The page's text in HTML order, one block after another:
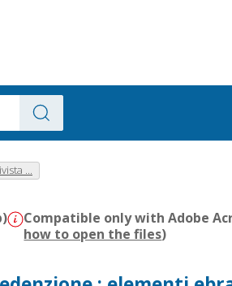
...
Compatible only with Adobe
how to open the files)